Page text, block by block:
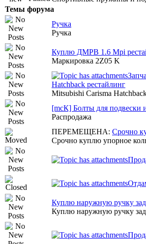
Темы форума
Ручка
Ручка
Куплю ДМРВ 1.6 Mpi
Маркировка 2Z05 K
Hatchback рестайлинг
Mitsubishi Carisma
[mcК] Болты для подвески
Распродажа
ПЕРЕМЕЩЕНА: Срочно
Срочно куплю упорное
Куплю наружную ручку
Куплю наружную ручку